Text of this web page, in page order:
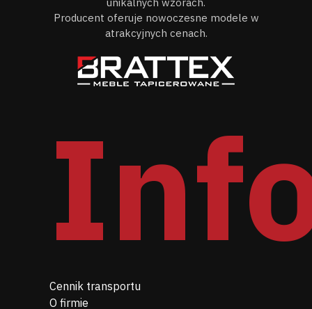
unikalnych wzorach.
Producent oferuje nowoczesne modele w
atrakcyjnych cenach.
Cennik transportu
O firmie